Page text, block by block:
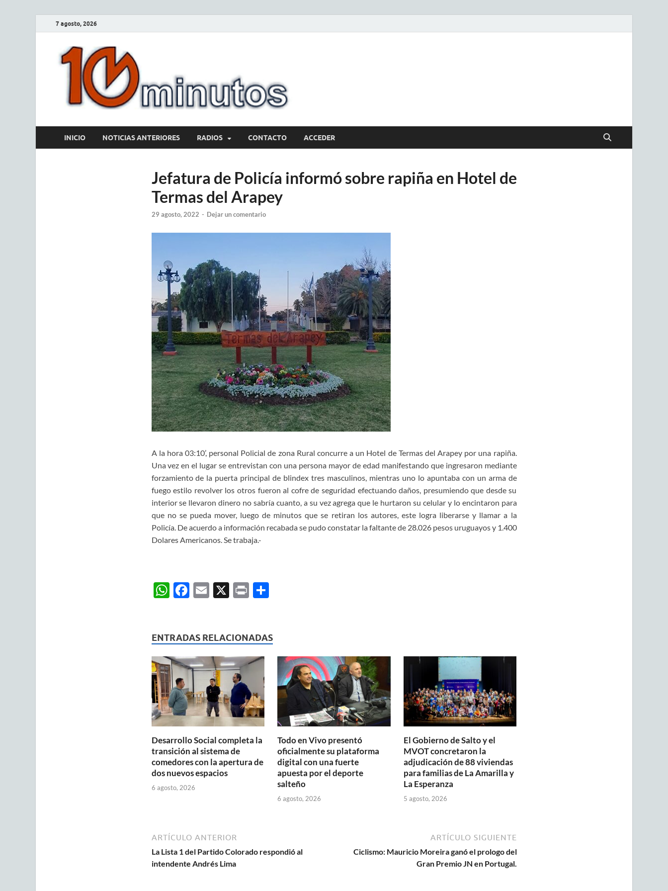
7 agosto, 2026
INICIO NOTICIAS ANTERIORES RADIOS CONTACTO ACCEDER
Jefatura de Policía informó sobre rapiña en Hotel de
Termas del Arapey
29 agosto, 2022 - Dejar un comentario
A la hora 03:10’, personal Policial de zona Rural concurre a un Hotel de Termas del Arapey por una rapiña.
Una vez en el lugar se entrevistan con una persona mayor de edad manifestando que ingresaron mediante
forzamiento de la puerta principal de blindextres masculinos, mientras uno lo apuntaba con un arma de
fuego estilo revolver los otros fueron al cofre de seguridad efectuando daños, presumiendo que desde su
interior se llevaron dinero no sabría cuanto, a su vez agrega que le hurtaron su celular y lo encintaron para
que no se pueda mover, luego de minutos que se retiran los autores, este logra liberarse y llamar a la
Policía. De acuerdo a información recabada se pudo constatar lafaltante de 28.026 pesos uruguayos y 1.400
Dolares Americanos.Se trabaja.-
W
s
A
p
p
F
b
o
o
k
E X P C
p
ar
ti
ENTRADAS RELACIONADAS
Desarrollo Social completa la
transición al sistema de
comedores con la apertura de
dos nuevos espacios
6 agosto, 2026
Todo en Vivo presentó
oficialmente su plataforma
digital con una fuerte
apuesta por el deporte
salteño
6 agosto, 2026
El Gobierno de Salto y el
MVOT concretaron la
adjudicación de 88 viviendas
para familias de La Amarilla y
La Esperanza
5 agosto, 2026
ARTÍCULO ANTERIOR
La Lista 1 del Partido Colorado respondió al
intendente Andrés Lima
ARTÍCULO SIGUIENTE
Ciclismo: Mauricio Moreira ganó el prologo del
Gran Premio JN en Portugal.